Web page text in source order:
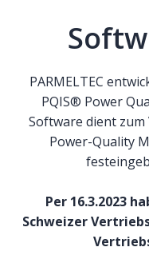
PARMELTEC
PQIS® Power
Software dient
Power-Quality
Per 16.3.2023
Schweizer